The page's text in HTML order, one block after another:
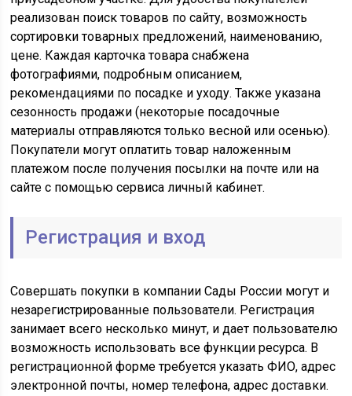
реализован поиск товаров по сайту, возможность
сортировки товарных предложений, наименованию,
цене. Каждая карточка товара снабжена
фотографиями, подробным описанием,
рекомендациями по посадке и уходу. Также указана
сезонность продажи (некоторые посадочные
материалы отправляются только весной или осенью).
Покупатели могут оплатить товар наложенным
платежом после получения посылки на почте или на
сайте с помощью сервиса личный кабинет.
Регистрация и вход
Совершать покупки в компании Сады России могут и
незарегистрированные пользователи. Регистрация
занимает всего несколько минут, и дает пользователю
возможность использовать все функции ресурса. В
регистрационной форме требуется указать ФИО, адрес
электронной почты, номер телефона, адрес доставки.